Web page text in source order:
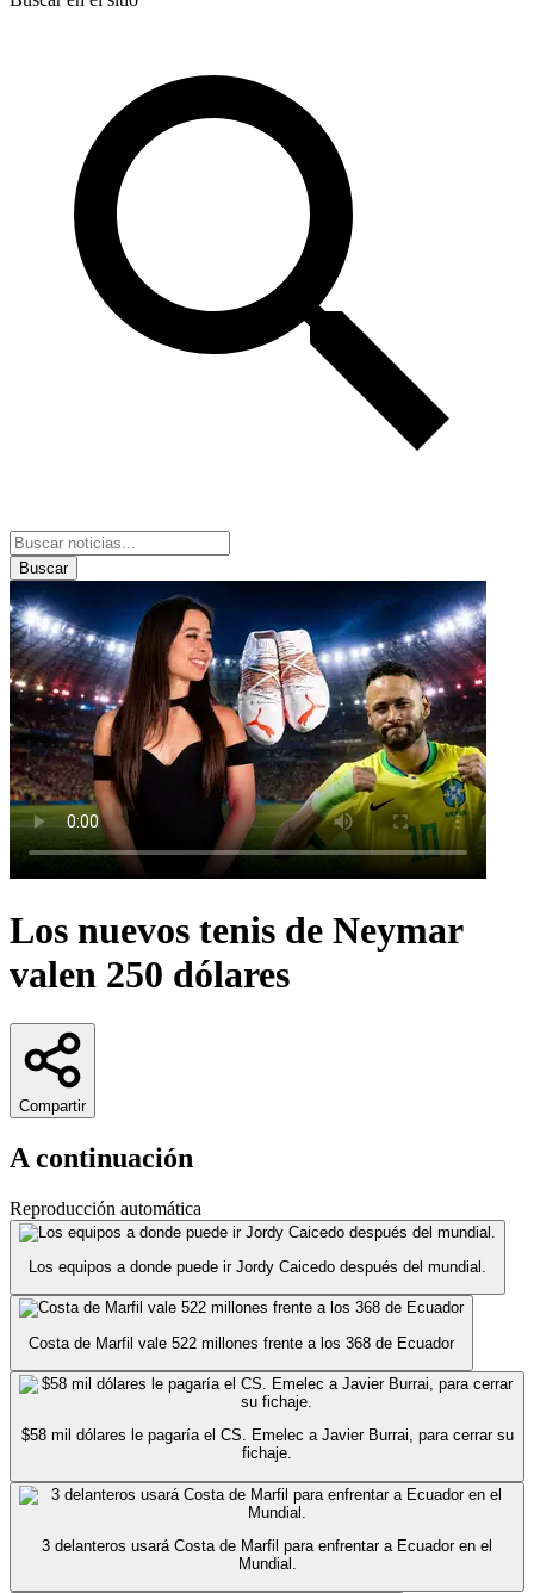
Buscar
Los nuevos tenis de Neymar
valen 250 dólares
Compartir
A continuación
Reproducción automática
Los equipos a donde puede ir Jordy Caicedo después del mundial.
Costa de Marfil vale 522 millones frente a los 368 de Ecuador
$58 mil dólares le pagaría el CS. Emelec a Javier Burrai, para cerrar su
fichaje.
3 delanteros usará Costa de Marfil para enfrentar a Ecuador en el
Mundial.